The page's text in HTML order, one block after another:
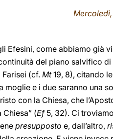
Mercoledì,
Efesini, come abbiamo già
del piano salvifico
(cf.Mt19, 8), citando
moglie e i due saranno una
con la Chiesa, che
(Ef5, 32). Ci
presupposto e, dall’altro,